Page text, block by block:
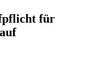
für